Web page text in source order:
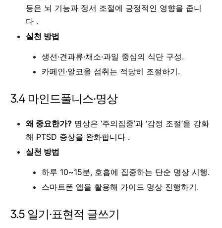
등은 뇌 기능과 정서 조절에 긍정적인 영향을 줍니
다 .
실천 방법
생선·견과류·채소·과일 중심의 식단 구성.
카페인·알코올 섭취는 적당히 조절하기.
3.4 마인드풀니스·명상
왜 중요한가? 명상은 ‘주의집중’과 ‘감정 조절’을 강화
해 PTSD 증상을 완화합니다 .
실천 방법
하루 10~15분, 호흡에 집중하는 단순 명상 시행.
스마트폰 앱을 활용해 가이드 명상 진행하기.
3.5 일기·표현적 글쓰기